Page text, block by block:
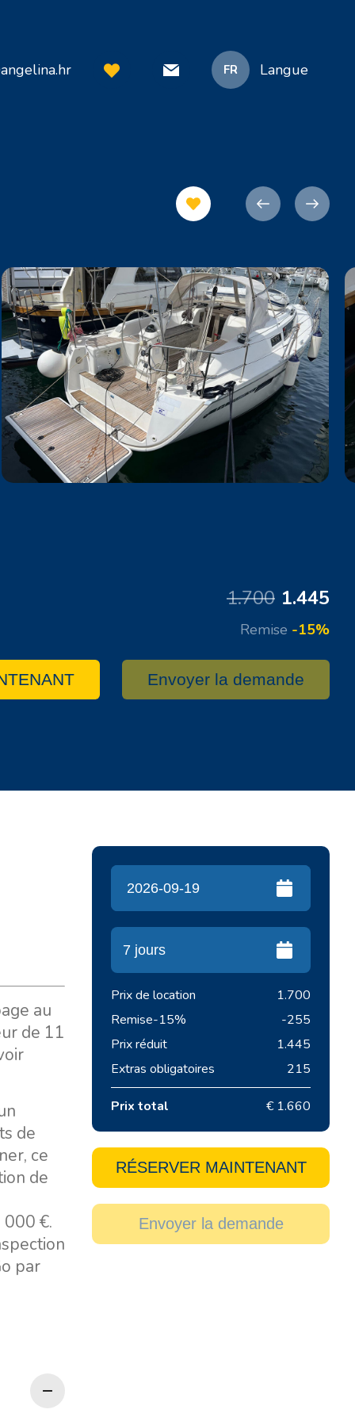
FR Langue
1.700 1.445
Remise -15%
Envoyer la demande
au
de 11
de
ce
de
000 €.
par
Prix de location
1.700
Remise-15%
-255
Prix réduit
1.445
Extras obligatoires
215
Prix total € 1.660
RÉSERVER MAINTENANT
Envoyer la demande